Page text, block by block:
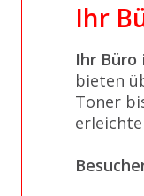
Ihr
Ihr Büro
bieten
Toner